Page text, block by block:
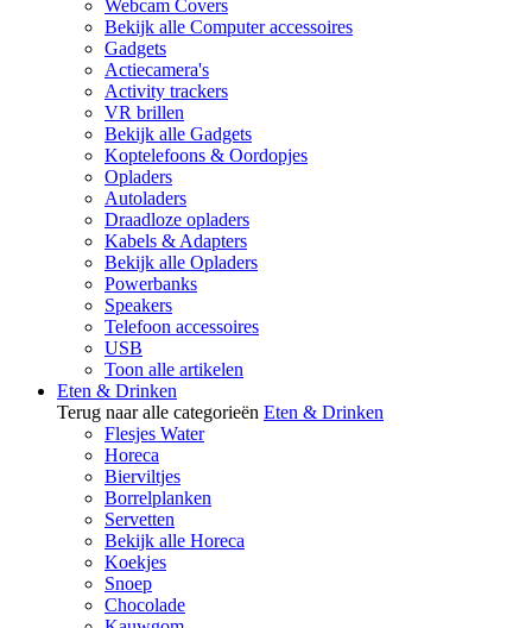
Webcam Covers
Bekijk alle Computer accessoires
Gadgets
Actiecamera's
Activity trackers
VR brillen
Bekijk alle Gadgets
Koptelefoons & Oordopjes
Opladers
Autoladers
Draadloze opladers
Kabels & Adapters
Bekijk alle Opladers
Powerbanks
Speakers
Telefoon accessoires
USB
Toon alle artikelen
Eten & Drinken
Terug naar alle categorieën Eten & Drinken
Flesjes Water
Horeca
Bierviltjes
Borrelplanken
Servetten
Bekijk alle Horeca
Koekjes
Snoep
Chocolade